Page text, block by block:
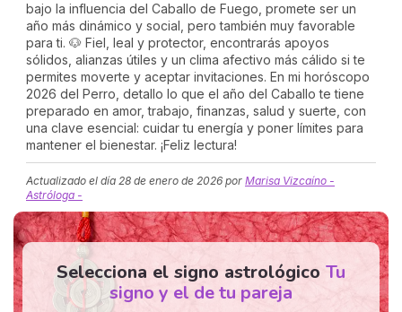
bajo la influencia del Caballo de Fuego, promete ser un
año más dinámico y social, pero también muy favorable
para ti. 🐶 Fiel, leal y protector, encontrarás apoyos
sólidos, alianzas útiles y un clima afectivo más cálido si te
permites moverte y aceptar invitaciones. En mi horóscopo
2026 del Perro, detallo lo que el año del Caballo te tiene
preparado en amor, trabajo, finanzas, salud y suerte, con
una clave esencial: cuidar tu energía y poner límites para
mantener el bienestar. ¡Feliz lectura!
Actualizado el día 28 de enero de 2026 por Marisa Vizcaíno -
Astróloga -
Selecciona el signo astrológico Tu
signo y el de tu pareja